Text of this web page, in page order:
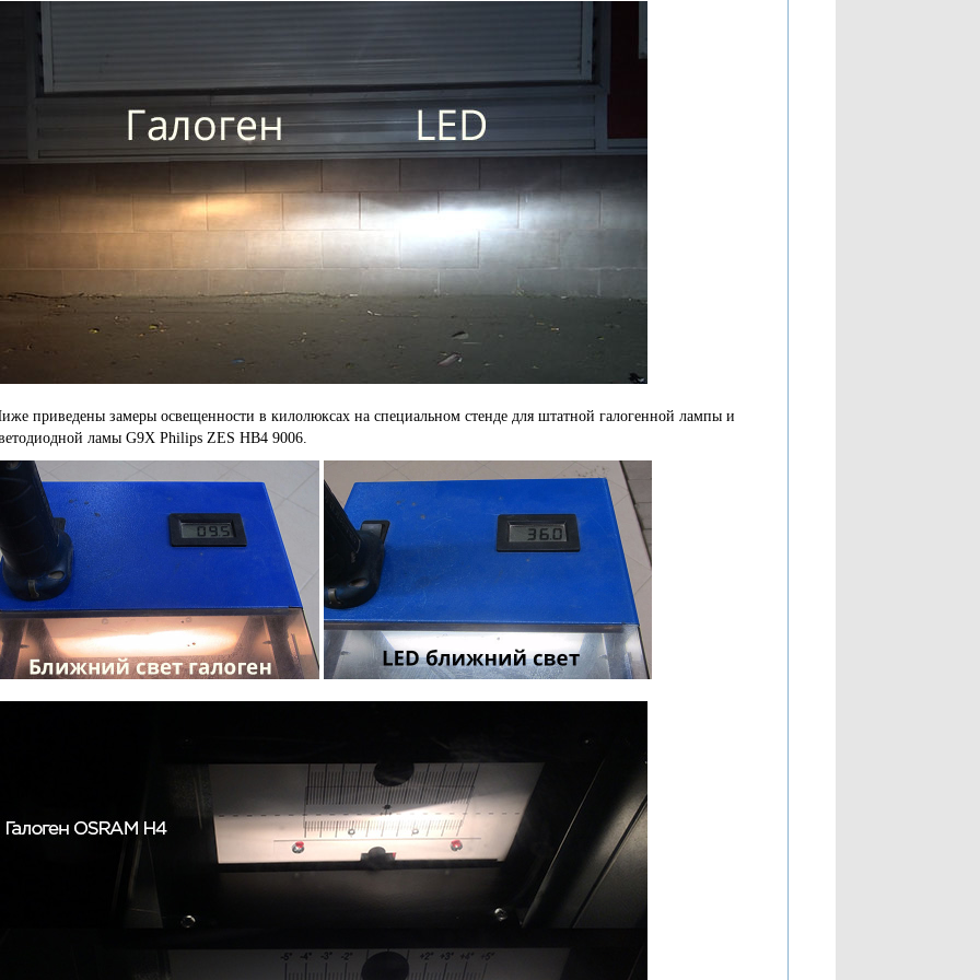
приведены замеры освещенности в килолюксах на специальном стенде для штатной галогенной лампы и
ламы G9X Philips ZES HB4 9006.